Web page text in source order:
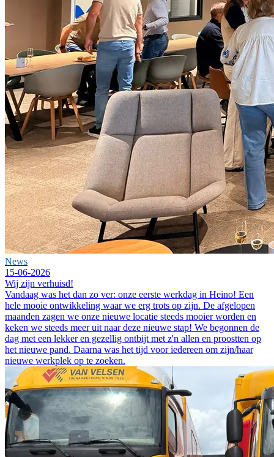
News
15-06-2026
Wij zijn verhuisd!
Vandaag was het dan zo ver: onze eerste werkdag in Heino! Een
hele mooie ontwikkeling waar we erg trots op zijn. De afgelopen
maanden zagen we onze nieuwe locatie steeds mooier worden en
keken we steeds meer uit naar deze nieuwe stap! We begonnen de
dag met een lekker en gezellig ontbijt met z'n allen en proostten op
het nieuwe pand. Daarna was het tijd voor iedereen om zijn/haar
nieuwe werkplek op te zoeken.